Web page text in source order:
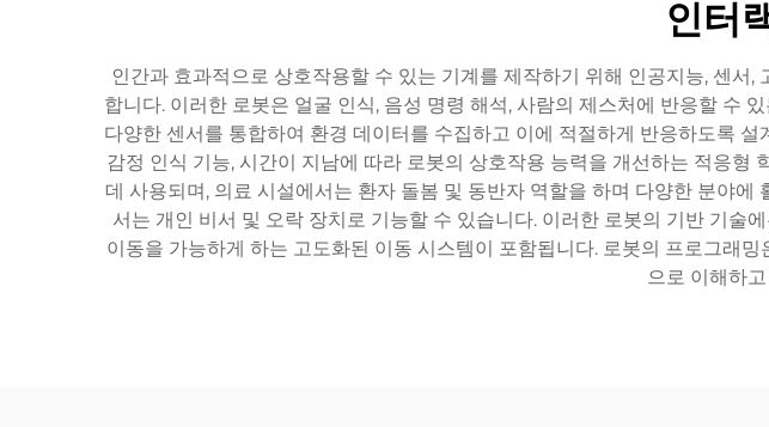
인터
인간과 효과적으로 상호작용할 수 있는 기계를 제작하기 위해 인공지능, 센
합니다. 이러한 로봇은 얼굴 인식, 음성 명령 해석, 사람의 제스처에 반응할 수
다양한 센서를 통합하여 환경 데이터를 수집하고 이에 적절하게 반응하도록
감정 인식 기능, 시간이 지남에 따라 로봇의 상호작용 능력을 개선하는 적응
데 사용되며, 의료 시설에서는 환자 돌봄 및 동반자 역할을 하며 다양한 분야
서는 개인 비서 및 오락 장치로 기능할 수 있습니다. 이러한 로봇의 기반 기술
이동을 가능하게 하는 고도화된 이동 시스템이 포함됩니다. 로봇의 프로그래
으로 이해하